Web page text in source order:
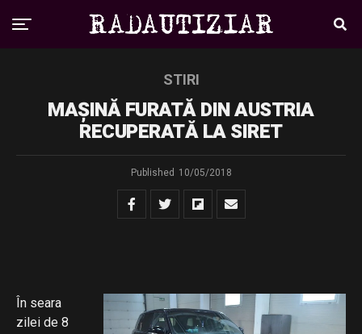
STIRI
MAȘINĂ FURATĂ DIN AUSTRIA
RECUPERATĂ LA SIRET
Published 10/05/2018
În seara
zilei de 8